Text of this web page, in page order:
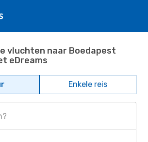
vluchten naar Boedapest
eDreams
Enkele reis